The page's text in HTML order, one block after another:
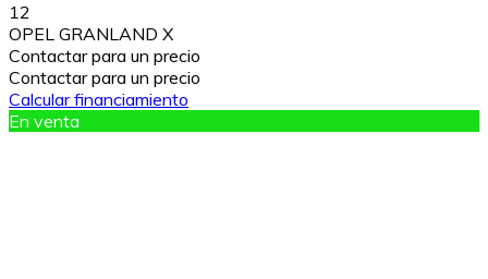
12
OPEL GRANLAND X
Contactar para un precio
Contactar para un precio
Calcular financiamiento
En venta